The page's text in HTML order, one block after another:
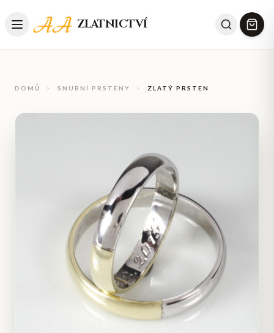
ZLATNICTVÍ
DOMŮ > SNUBNÍ PRSTENY > ZLATÝ PRSTEN